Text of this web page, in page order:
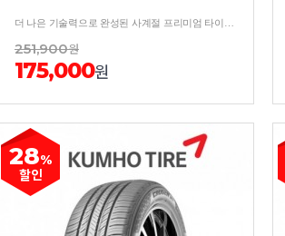
251,900원
175,000원
28%
할인